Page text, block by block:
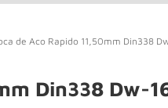
de Aco Rapido 11,50mm Din338
Din338 Dw-
Guincho